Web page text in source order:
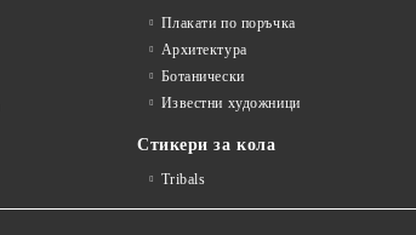
Плакати по поръчка
Архитектура
Ботанически
Известни художници
Стикери за кола
Tribals